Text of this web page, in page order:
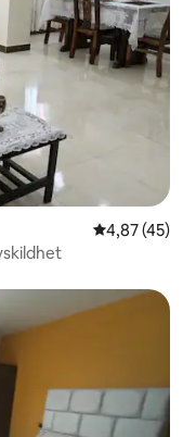
4,87 av 5 i
4,87 (45)